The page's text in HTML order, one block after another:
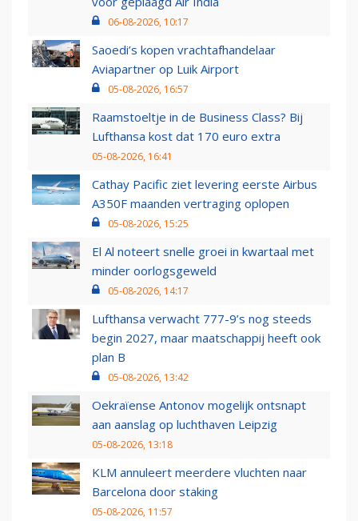
06-08-2026, 10:17
Saoedi’s kopen vrachtafhandelaar
Aviapartner op Luik Airport
05-08-2026, 16:57
Raamstoeltje in de Business Class? Bij
Lufthansa kost dat 170 euro extra
05-08-2026, 16:41
Cathay Pacific ziet levering eerste Airbus
A350F maanden vertraging oplopen
05-08-2026, 15:25
El Al noteert snelle groei in kwartaal met
minder oorlogsgeweld
05-08-2026, 14:17
Lufthansa verwacht 777-9’s nog steeds
begin 2027, maar maatschappij heeft ook
plan B
05-08-2026, 13:42
Oekraïense Antonov mogelijk ontsnapt
aan aanslag op luchthaven Leipzig
05-08-2026, 13:18
KLM annuleert meerdere vluchten naar
Barcelona door staking
05-08-2026, 11:57